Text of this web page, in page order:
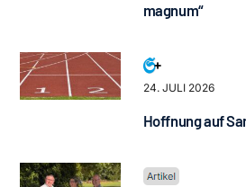
magnum“
24. JULI 2026
Hoffnung auf